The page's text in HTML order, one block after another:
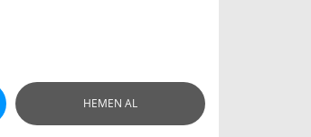
HEMEN AL